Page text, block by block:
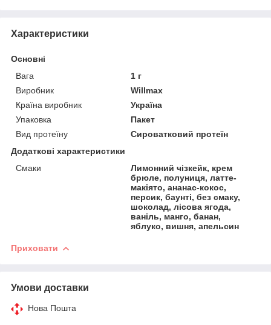
Характеристики
Основні
Вага
1 г
Виробник
Willmax
Країна виробник
Україна
Упаковка
Пакет
Вид протеїну
Сироватковий протеїн
Додаткові характеристики
Смаки
Лимонний чізкейк, крем
брюле, полуниця, латте-
макіято, ананас-кокос,
персик, баунті, без смаку,
шоколад, лісова ягода,
ваніль, манго, банан,
яблуко, вишня, апельсин
Приховати
Умови доставки
Нова Пошта